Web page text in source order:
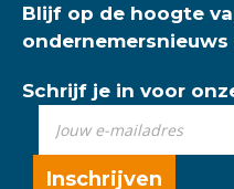
Blijf op de hoogte
Schrijf je in voor